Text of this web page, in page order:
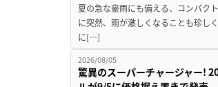
夏の急な豪雨にも備える、コンパク
に突然、雨が激しくなることも珍し
に[…]
2026/08/05
驚異のスーパーチャージャー!